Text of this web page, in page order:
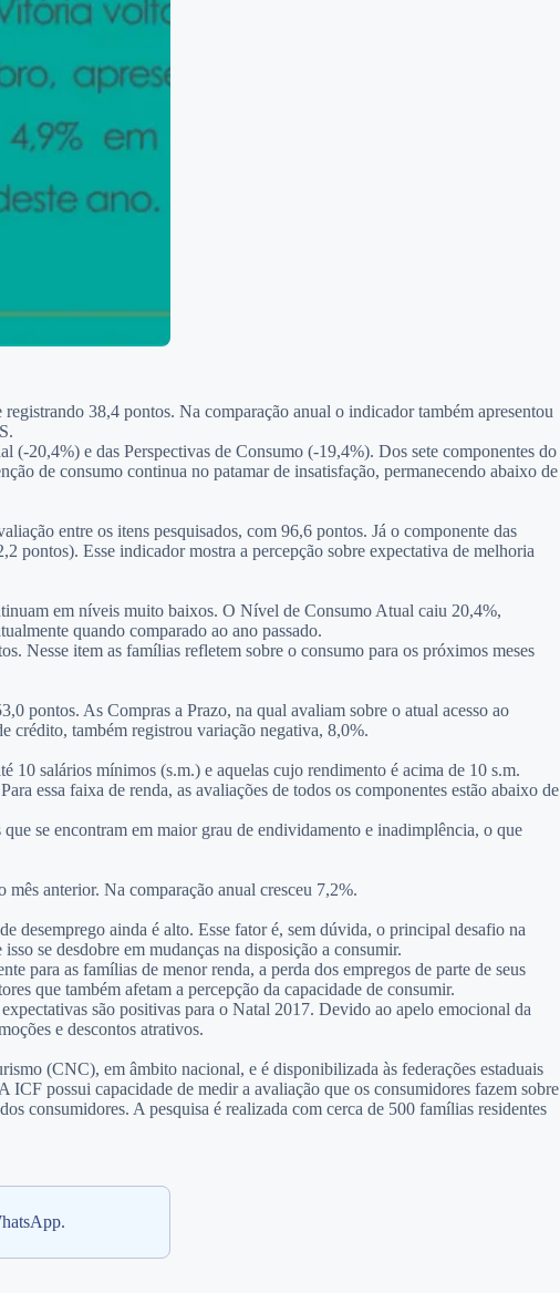
38,4 pontos. Na comparação anual o indicador também apresentou
20,4%) e das Perspectivas de Consumo (-19,4%). Dos sete componentes do
de consumo continua no patamar de insatisfação, permanecendo abaixo de
entre os itens pesquisados, com 96,6 pontos. Já o componente das
pontos). Esse indicador mostra a percepção sobre expectativa de melhoria
em níveis muito baixos. O Nível de Consumo Atual caiu 20,4%,
quando comparado ao ano passado.
Nesse item as famílias refletem sobre o consumo para os próximos meses
pontos. As Compras a Prazo, na qual avaliam sobre o atual acesso ao
crédito, também registrou variação negativa, 8,0%.
10 salários mínimos (s.m.) e aquelas cujo rendimento é acima de 10 s.m.
essa faixa de renda, as avaliações de todos os componentes estão abaixo de
se encontram em maior grau de endividamento e inadimplência, o que
anterior. Na comparação anual cresceu 7,2%.
desemprego ainda é alto. Esse fator é, sem dúvida, o principal desafio na
se desdobre em mudanças na disposição a consumir.
para as famílias de menor renda, a perda dos empregos de parte de seus
que também afetam a percepção da capacidade de consumir.
são positivas para o Natal 2017. Devido ao apelo emocional da
e descontos atrativos.
(CNC), em âmbito nacional, e é disponibilizada às federações estaduais
ICF possui capacidade de medir a avaliação que os consumidores fazem sobre
consumidores. A pesquisa é realizada com cerca de 500 famílias residentes